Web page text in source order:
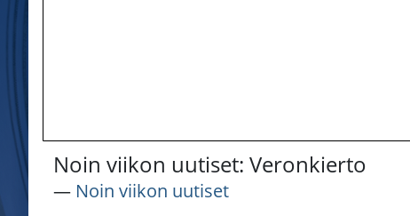
Noin viikon uutiset: Veronkierto
― Noin viikon uutiset